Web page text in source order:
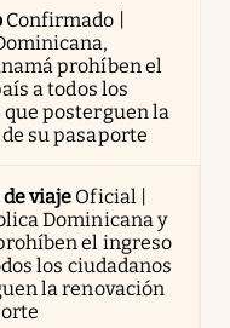
Confirmado |
prohíben el
a todos los
que posterguen la
su pasaporte
viaje Oficial |
Dominicana y
el ingreso
los ciudadanos
la renovación